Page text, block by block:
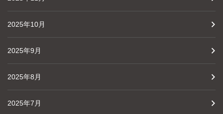
2025年10月
2025年9月
2025年8月
2025年7月